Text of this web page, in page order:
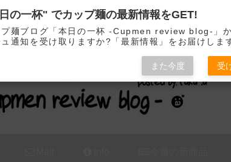
プ麺の新商品をレビュー / アレンジするブログ
の一杯" でカップ麺の最新情報をGET!
プ麺ブログ「本日の一杯 -Cupmen review blog-」
ュ通知を受け取りますか?「最新情報」をお届けしま
また今度 受